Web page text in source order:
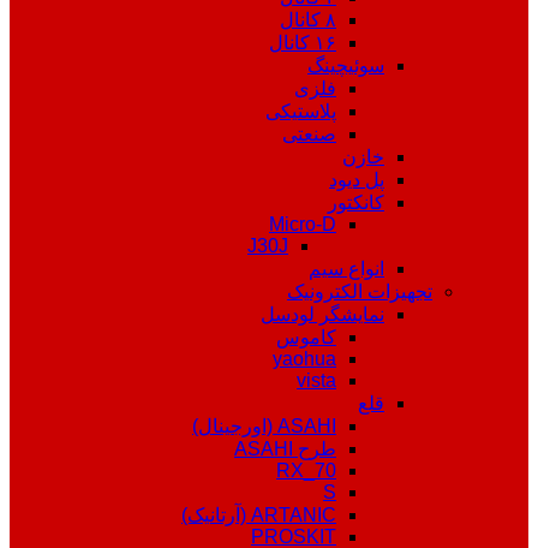
۸ کانال
۱۶ کانال
سوئیچینگ
فلزی
پلاستیکی
صنعتی
خازن
پل دیود
کانکتور
Micro-D
J30J
انواع سیم
تجهیزات الکترونیک
نمایشگر لودسل
کاموس
yaohua
vista
قلع
ASAHI (اورجینال)
طرح ASAHI
RX_70
S
ARTANIC (آرتانیک)
PROSKIT